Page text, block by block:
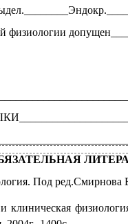
физиологии
Под
клиническая